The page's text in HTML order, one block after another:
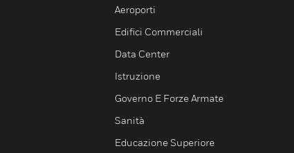
Aeroporti
Edifici Commerciali
Data Center
Istruzione
Governo E Forze Armate
Sanità
Educazione Superiore